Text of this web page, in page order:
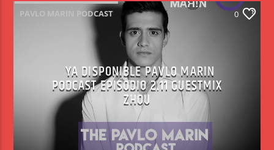
PAVLO MARIN PODCAST 0
YA DISPONIBLE PAVLO MARIN
PODCAST EPISODIO 2.11 GUESTMIX
ZHOU